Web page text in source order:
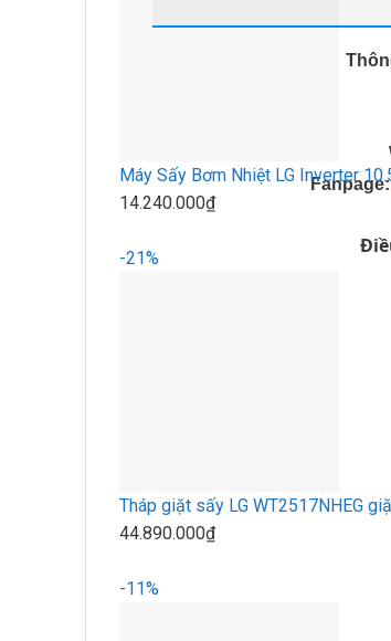
Fanpage
Máy Sấy Bơm Nhiệt LG Inverter
14.240.000₫
-21%
Tháp giặt sấy LG WT2517NHEG
44.890.000₫
-11%